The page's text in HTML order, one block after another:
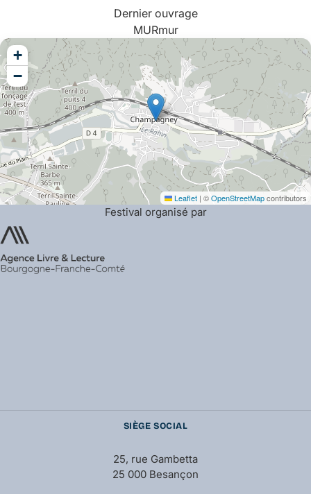
Dernier ouvrage
MURmur
+
−
Leaflet | ©OpenStreetMapcontributors
Festival organisé par
SIÈGE SOCIAL
25, rue Gambetta
25 000 Besançon